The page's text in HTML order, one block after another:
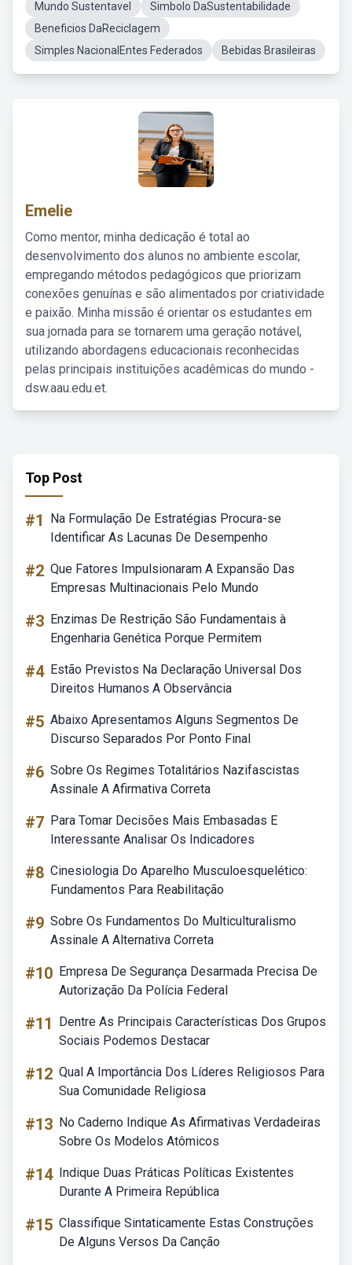
Mundo Sustentavel
Simbolo DaSustentabilidade
Beneficios DaReciclagem
Simples NacionalEntes Federados
Bebidas Brasileiras
Emelie
Como mentor, minha dedicação é total ao
desenvolvimento dos alunos no ambiente escolar,
empregando métodos pedagógicos que priorizam
conexões genuínas e são alimentados por criatividade
e paixão. Minha missão é orientar os estudantes em
sua jornada para se tornarem uma geração notável,
utilizando abordagens educacionais reconhecidas
pelas principais instituições acadêmicas do mundo -
dsw.aau.edu.et.
Top Post
#1
Na Formulação De Estratégias Procura-se
Identificar As Lacunas De Desempenho
#2 Que Fatores Impulsionaram A Expansão Das
Empresas Multinacionais Pelo Mundo
#3 Enzimas De Restrição São Fundamentais à
Engenharia Genética Porque Permitem
#4 Estão Previstos Na Declaração Universal Dos
Direitos Humanos A Observância
#5 Abaixo Apresentamos Alguns Segmentos De
Discurso Separados Por Ponto Final
#6 Sobre Os Regimes Totalitários Nazifascistas
Assinale A Afirmativa Correta
#7 Para Tomar Decisões Mais Embasadas E
Interessante Analisar Os Indicadores
#8 Cinesiologia Do Aparelho Musculoesquelético:
Fundamentos Para Reabilitação
#9 Sobre Os Fundamentos Do Multiculturalismo
Assinale A Alternativa Correta
#10 Empresa De Segurança Desarmada Precisa De
Autorização Da Polícia Federal
#11
Dentre As Principais Características Dos Grupos
Sociais Podemos Destacar
#12 Qual A Importância Dos Líderes Religiosos Para
Sua Comunidade Religiosa
#13 No Caderno Indique As Afirmativas Verdadeiras
Sobre Os Modelos Atômicos
#14 Indique Duas Práticas Políticas Existentes
Durante A Primeira República
#15 Classifique Sintaticamente Estas Construções
De Alguns Versos Da Canção